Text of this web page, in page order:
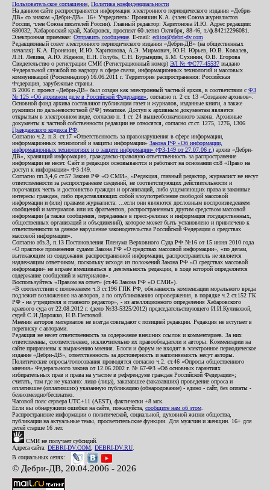
Пользовательское соглашение Политика конфиденциальности
На данном сайте распространяется информация электронного периодического издания «Дебри-
ДВ» со знаком «Дебри-ДВ». 16+ Учредитель: Пронякин К.А. (член Союза журналистов
России, член Союза писателей России). Главный редактор: Харитонова И.Ю. Адрес редакции:
680032, Хабаровский край, Хабаровск, проспект 60-летия Октября, 88-46, т./ф.84212296081.
Электронная приемная: Отправить сообщение . E-mail: editor@debri-dv.com
Редакционный совет электронного периодического издания «Дебри-ДВ» (на общественных
началах): К.А. Пронякин, И.Ю. Харитонова, А.Э. Мирмович, Ю.Н. Юрьев, Ю.В. Ковалев,
Л.Н. Левина, А.Ю. Жданов, Е.Н. Голубь, С.Н. Бурындин, Б.М. Сухинин, О.В. Егорова
Свидетельство о регистрации СМИ (Регистрационный номер) ЭЛ № ФС77-45537 выдано
Федеральной службой по надзору в сфере связи, информационных технологий и массовых
коммуникаций (Роскомнадзор) 16.06.2011 г. Территория распространения: Российская
Федерация, зарубежные страны.
В 2006 г. проект «Дебри-ДВ» был создан как электронный частный архив, в соответствии с ФЗ
№ 125 «Об архивном деле в Российской Федерации» , согласно п. 2 ст. 13 «Создание архивов».
Основной фонд архива составляют публикации газет и журналов, изданные книги, а также
рукописи по дальневосточной (РФ) тематике. Доступ к архивным документам является
открытым в электронном виде, согласно п. 1 ст. 24 вышеобозначенного закона. Архивные
документы к частной собственности редакции не относятся, согласно ст.ст. 1275, 1276, 1306
Гражданского кодекса РФ
Согласно ч.2. п.3. ст.17 «Ответственность за правонарушения в сфере информации,
информационных технологий и защиты информации» Закона РФ «Об информации,
информационных технологиях и о защите информации» (ФЗ-149 от 27.07.06 г.) архив «Дебри-
ДВ», хранящий информацию, гражданско-правовую ответственность за распространение
информации не несет. Сайт и редакция основываются и работают на основании ст.8 «Право на
доступ к информации» ФЗ-149.
Согласно пп.3,4,6 ст.57 Закона РФ «О СМИ», «Редакция, главный редактор, журналист не несут
ответственности за распространение сведений, не соответствующих действительности и
порочащих честь и достоинство граждан и организаций, либо ущемляющих права и законные
интересы граждан, либо представляющих собой злоупотребление свободой массовой
информации и (или) правами журналиста: ...если они являются дословным воспроизведением
сообщений и материалов или их фрагментов, распространенных другим средством массовой
информации (а также сообщения, переданные в пресс-релизах и информация государственных,
общественных организаций и объединений), которое может быть установлено и привлечено к
ответственности за данное нарушение законодательства Российской Федерации о средствах
массовой информации».
Согласно абз.3, п.13 Постановления Пленума Верховного Суда РФ №16 от 15 июня 2010 года
«О практике применения судами Закона РФ «О средствах массовой информации», «по делам,
вытекающим из содержания распространенной информации, распространитель не является
надлежащим ответчиком, поскольку исходя из положений Закона РФ «О средствах массовой
информации» не вправе вмешиваться в деятельность редакции, в ходе которой определяется
содержание сообщений и материалов».
Воспользуйтесь «Правом на ответ» (ст.46 Закона РФ «О СМИ»).
«В соответствии с положением ч.3 ст.196 ГПК РФ, обязанность компенсации морального вреда
подлежит возложению на авторов, а по опубликованию опровержения, в порядке ч.2 ст.152 ГК
РФ - на учредителя и главного редактор», - из апелляционного определения Хабаровского
краевого суда от 22.08.2012 г. (дело №33-5325/2012) председательствующего И.И.Куликовой,
судей С.И.Дорожко, Н.В.Пестовой.
Мнения авторов материалов не всегда совпадают с позицией редакции. Редакция не вступает в
переписку с авторами.
Редакция не несет ответственность за содержание внешних ссылок и комментариев. За них
ответственны, соответственно, исключительно их правообладатели и авторы. Комментарии на
сайте приравнены к выражению мнения. Блоги и форум не входят в электронное периодическое
издание «Дебри-ДВ», ответственность за достоверность и наполняемость несут авторы.
Политические опросы/голосования проводятся согласно ч.2. ст.46 «Опросы общественного
мнения» Федерального закона от 12.06.2002 г. № 67-ФЗ «Об основных гарантиях
избирательных прав и права на участие в референдуме граждан Российской Федерации»;
считать, там где не указано: лицо (лица), заказавшее (заказавших) проведение опроса и
оплатившее (оплативших) указанную публикацию (обнародование) - едино - сайт, без оплаты -
безвозмездно/бесплатно.
Часовой пояс сервера UTC+11 (AEST), фактически +8 мск.
Если вы обнаружили ошибки на сайте, пожалуйста, сообщите нам об этом
Распространение информации о политической, социальной, духовной жизни общества,
публикации на актуальные темы, просветительские функции. Для мужчин и женщин. 16+ для
детей старше 16 лет.
СМИ не получает субсидий.
Адреса сайта: DEBRI-DV.COM DEBRI-DV.RU
В социальных сетях:
© Дебри-ДВ, 20.04.2006 - 2026